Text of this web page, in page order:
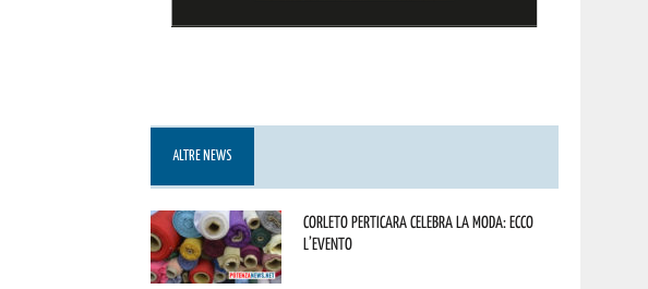
ALTRE NEWS
Corleto Perticara celebra la moda: ecco
l’evento